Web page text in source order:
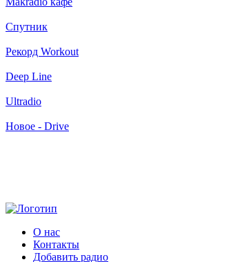
Спутник
Рекорд Workout
Deep Line
Ultradio
Новое - Drive
О нас
Контакты
Добавить радио